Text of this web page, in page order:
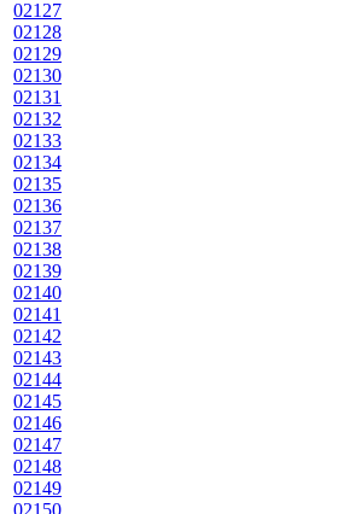
02127
02128
02129
02130
02131
02132
02133
02134
02135
02136
02137
02138
02139
02140
02141
02142
02143
02144
02145
02146
02147
02148
02149
02150